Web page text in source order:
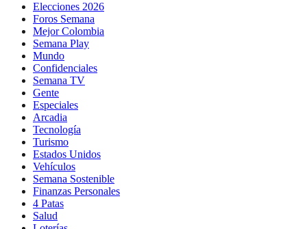
Elecciones 2026
Foros Semana
Mejor Colombia
Semana Play
Mundo
Confidenciales
Semana TV
Gente
Especiales
Arcadia
Tecnología
Turismo
Estados Unidos
Vehículos
Semana Sostenible
Finanzas Personales
4 Patas
Salud